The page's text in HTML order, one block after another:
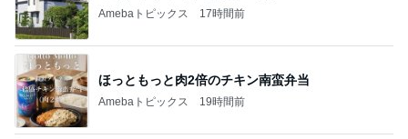
Amebaトピックス 17時間前
ほっともっと肉2倍のチキン南蛮弁当
Amebaトピックス 19時間前